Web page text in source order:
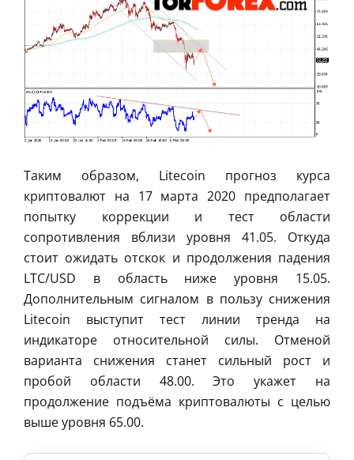
Таким образом, Litecoin прогноз курса
криптовалют на 17 марта 2020 предполагает
попытку коррекции и тест области
сопротивления вблизи уровня 41.05. Откуда
стоит ожидать отскок и продолжения падения
LTC/USD в область ниже уровня 15.05.
Дополнительным сигналом в пользу снижения
Litecoin выступит тест линии тренда на
индикаторе относительной силы. Отменой
варианта снижения станет сильный рост и
пробой области 48.00. Это укажет на
продолжение подъёма криптовалюты с целью
выше уровня 65.00.